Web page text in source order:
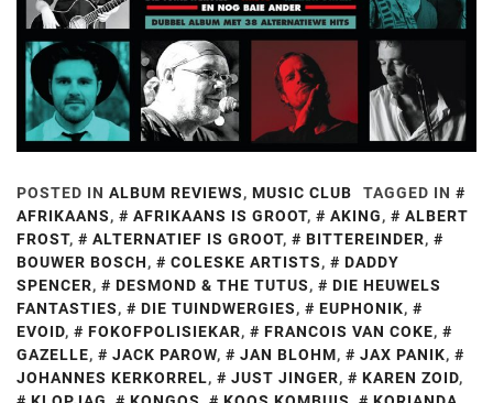
POSTED IN ALBUM REVIEWS, MUSIC CLUB
TAGGED IN
AFRIKAANS, AFRIKAANS IS GROOT, AKING,
ALBERT
FROST, ALTERNATIEF IS GROOT, BITTEREINDER,
BOUWER BOSCH, COLESKE ARTISTS,
DADDY
SPENCER, DESMOND & THE TUTUS,
DIE HEUWELS
FANTASTIES, DIE TUINDWERGIES, EUPHONIK,
EVOID, FOKOFPOLISIEKAR, FRANCOIS VAN COKE,
GAZELLE, JACK PAROW, JAN BLOHM, JAX PANIK,
JOHANNES KERKORREL, JUST JINGER, KAREN ZOID,